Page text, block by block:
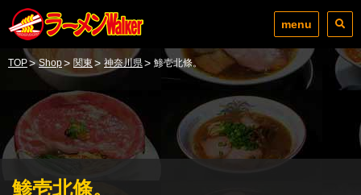
menu
TOP> Shop> 関東 > 神奈川県> 鯵壱北條。
鯵壱北條。